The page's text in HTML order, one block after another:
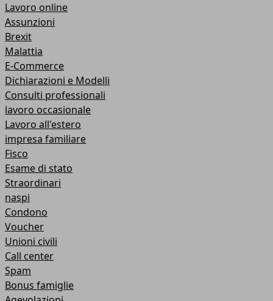
Lavoro online
Assunzioni
Brexit
Malattia
E-Commerce
Dichiarazioni e Modelli
Consulti professionali
lavoro occasionale
Lavoro all'estero
impresa familiare
Fisco
Esame di stato
Straordinari
naspi
Condono
Voucher
Unioni civili
Call center
Spam
Bonus famiglie